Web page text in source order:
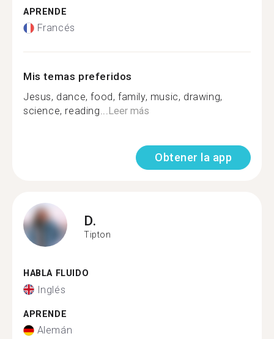
APRENDE
Francés
Mis temas preferidos
Jesus, dance, food, family, music, drawing,
science, reading...Leer más
Obtener la app
D.
Tipton
HABLA FLUIDO
Inglés
APRENDE
Alemán